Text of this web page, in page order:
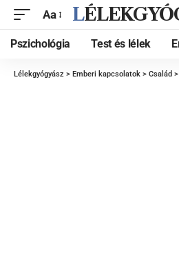
Aa
Pszichológia Test és lélek
Lélekgyógyász > Emberi kapcsolatok > Család >